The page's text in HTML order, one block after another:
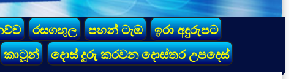
රසගඟුල පහන් ටැඹ
ඉරා අදුරුපට
කාටූන් දොස් දුරු කරවන දොස්තර උපදෙස්